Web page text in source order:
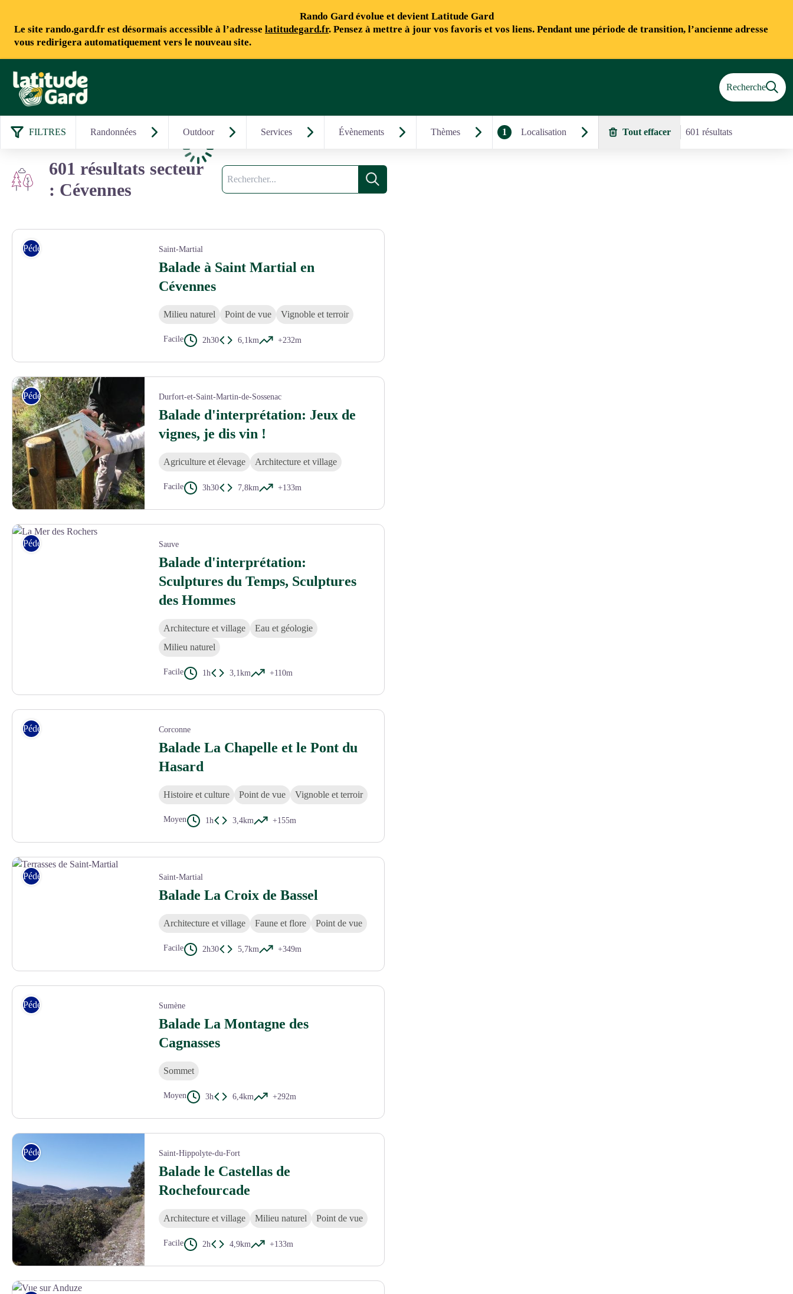
Rando Gard évolue et devient Latitude Gard
Le site rando.gard.fr est désormais accessible à l’adresse latitudegard.fr. Pensez à mettre à jour vos favoris et vos liens. Pendant une période de transition, l’ancienne adresse
vous redirigera automatiquement vers le nouveau site.
Rando Gard Recherche
FILTRES Randonnées Outdoor Services Évènements Thèmes 1 Localisation Tout effacer 601 résultats
601 résultats secteur
: Cévennes
Recherche
Recherche
Pédestre Saint-Martial
Balade à Saint Martial en
Cévennes
Milieu naturel Point de vue Vignoble et terroir
Facile 2h30 6,1km +232m
Pédestre Durfort-et-Saint-Martin-de-Sossenac
Balade d'interprétation: Jeux de
vignes, je dis vin !
Agriculture et élevage Architecture et village
Facile 3h30 7,8km +133m
Pédestre Sauve
Balade d'interprétation:
Sculptures du Temps, Sculptures
des Hommes
Architecture et village
Eau et géologie
Milieu naturel
Facile 1h 3,1km +110m
Pédestre Corconne
Balade La Chapelle et le Pont du
Hasard
Histoire et culture Point de vue Vignoble et terroir
Moyen 1h 3,4km +155m
Pédestre Saint-Martial
Balade La Croix de Bassel
Architecture et village Faune et flore Point de vue
Facile 2h30 5,7km +349m
Pédestre Sumène
Balade La Montagne des
Cagnasses
Sommet
Moyen 3h 6,4km +292m
Pédestre Saint-Hippolyte-du-Fort
Balade le Castellas de
Rochefourcade
Architecture et village Milieu naturel Point de vue
Facile 2h 4,9km +133m
Chargement